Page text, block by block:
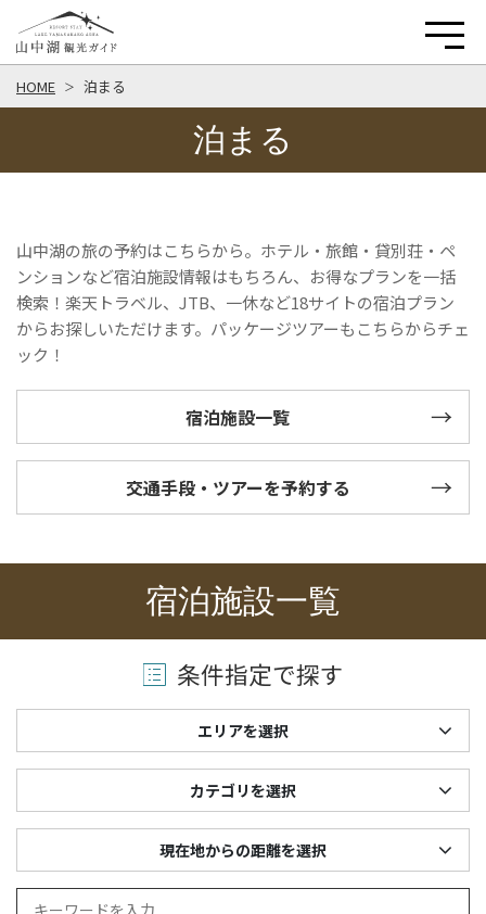
HOME 泊まる
泊まる
山中湖の旅の予約はこちらから。ホテル・旅館・貸別荘・ペ
ンションなど宿泊施設情報はもちろん、お得なプランを一括
検索！楽天トラベル、JTB、一休など18サイトの宿泊プラン
からお探しいただけます。パッケージツアーもこちらからチェ
ック！
宿泊施設一覧
交通手段・ツアーを予約する
宿泊施設一覧
条件指定で探す
エリアを選択
カテゴリを選択
現在地からの距離を選択